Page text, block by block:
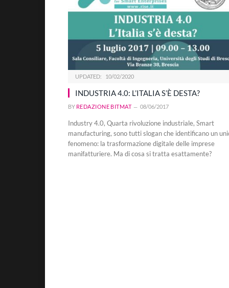
UPDATED: 10/02/2020
INDUSTRIA 4.0: L’ITALIA S’È DESTA?
BY REDAZIONE BITMAT 08/06/2017
Industry 4.0, Quarta rivoluzione industriale, Smart
manufacturing, sono tutti slogan che identificano un
fenomeno: la trasformazione digitale delle imprese
manifatturiere. Ma di cosa si tratta esattamente?